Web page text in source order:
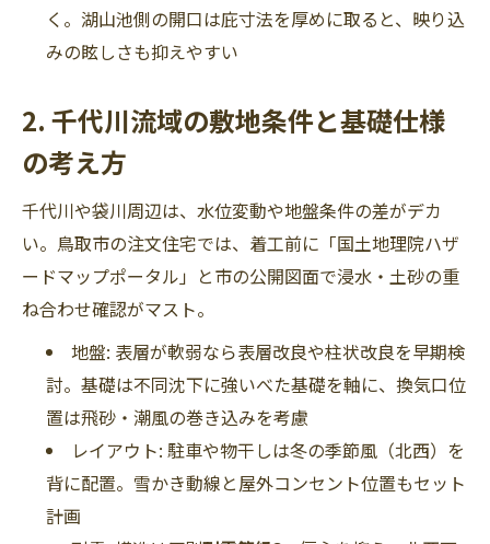
く。湖山池側の開口は庇寸法を厚めに取ると、映り込
みの眩しさも抑えやすい
2. 千代川流域の敷地条件と基礎仕様
の考え方
千代川や袋川周辺は、水位変動や地盤条件の差がデカ
い。鳥取市の注文住宅では、着工前に「国土地理院ハザ
ードマップポータル」と市の公開図面で浸水・土砂の重
ね合わせ確認がマスト。
地盤: 表層が軟弱なら表層改良や柱状改良を早期検
討。基礎は不同沈下に強いべた基礎を軸に、換気口位
置は飛砂・潮風の巻き込みを考慮
レイアウト: 駐車や物干しは冬の季節風（北西）を
背に配置。雪かき動線と屋外コンセント位置もセット
計画